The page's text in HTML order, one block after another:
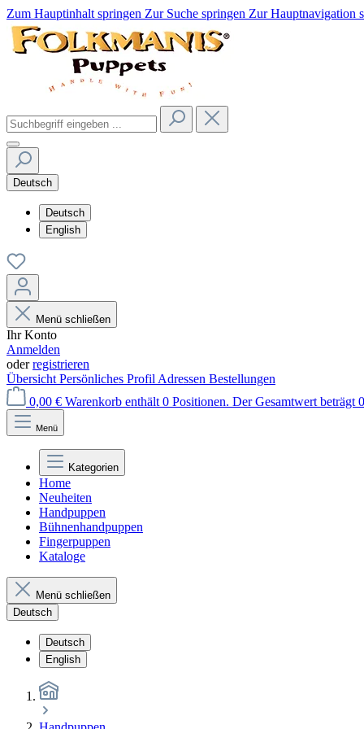
Zum Hauptinhalt springen Zur Suche springen Zur Hauptnavigation
Deutsch
Deutsch
English
Menü schließen
Ihr Konto
Anmelden
oderregistrieren
Übersicht Persönliches Profil Adressen Bestellungen
0,00 € Warenkorb enthält 0 Positionen. Der Gesamtwert beträgt
Menü
Kategorien
Home
Neuheiten
Handpuppen
Bühnenhandpuppen
Fingerpuppen
Kataloge
Menü schließen
Deutsch
Deutsch
English